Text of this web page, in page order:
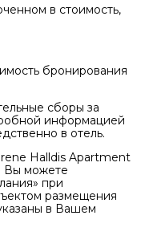
в стоимость,
бронирования
сборы за
информацией
в отель.
Halldis Apartment
Вы можете
при
размещения
в Вашем